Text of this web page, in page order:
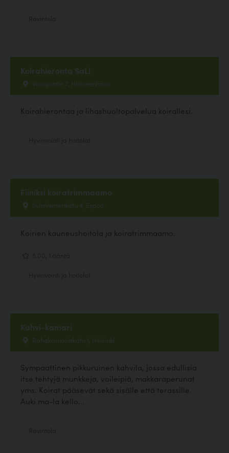
Koirahieronta SaLi
Vanajantie 7, Hämeenlinna
Koirahierontaa ja lihashuoltopalvelua koirallesi.
Fiiniksi koiratrimmaamo
Iivisniemenkatu 4, Espoo
Koirien kauneushoitola ja koiratrimmaamo.
Kahvi-kamari
Rahakamarinkatu 1, Helsinki
Sympaattinen pikkuruinen kahvila, jossa edullisia
itse tehtyjä munkkeja, voileipiä, makkaraperunat
yms. Koirat pääsevät sekä sisälle että terassille.
Auki ma-la kello...